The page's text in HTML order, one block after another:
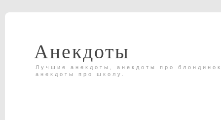
Анекдоты
Лучшие анекдоты, анекдоты про
анекдоты про школу.